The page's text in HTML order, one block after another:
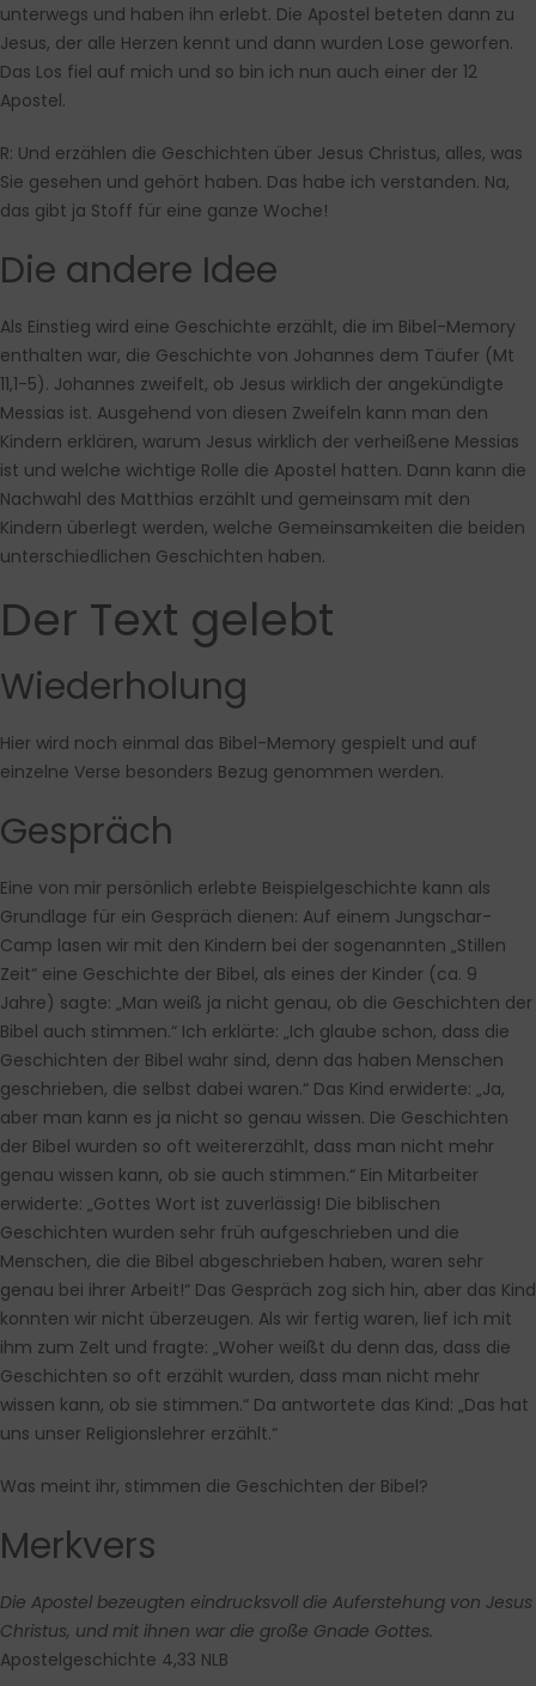
unterwegs und haben ihn erlebt. Die Apostel beteten dann zu
Jesus, der alle Herzen kennt und dann wurden Lose geworfen.
Das Los fiel auf mich und so bin ich nun auch einer der 12
Apostel.
R: Und erzählen die Geschichten über Jesus Christus, alles, was
Sie gesehen und gehört haben. Das habe ich verstanden. Na,
das gibt ja Stoff für eine ganze Woche!
Die andere Idee
Als Einstieg wird eine Geschichte erzählt, die im Bibel-Memory
enthalten war, die Geschichte von Johannes dem Täufer (Mt
11,1-5). Johannes zweifelt, ob Jesus wirklich der angekündigte
Messias ist. Ausgehend von diesen Zweifeln kann man den
Kindern erklären, warum Jesus wirklich der verheißene Messias
ist und welche wichtige Rolle die Apostel hatten. Dann kann die
Nachwahl des Matthias erzählt und gemeinsam mit den
Kindern überlegt werden, welche Gemeinsamkeiten die beiden
unterschiedlichen Geschichten haben.
Der Text gelebt
Wiederholung
Hier wird noch einmal das Bibel-Memory gespielt und auf
einzelne Verse besonders Bezug genommen werden.
Gespräch
Eine von mir persönlich erlebte Beispielgeschichte kann als
Grundlage für ein Gespräch dienen: Auf einem Jungschar-
Camp lasen wir mit den Kindern bei der sogenannten „Stillen
Zeit“ eine Geschichte der Bibel, als eines der Kinder (ca. 9
Jahre) sagte: „Man weiß ja nicht genau, ob die Geschichten der
Bibel auch stimmen.“ Ich erklärte: „Ich glaube schon, dass die
Geschichten der Bibel wahr sind, denn das haben Menschen
geschrieben, die selbst dabei waren.“ Das Kind erwiderte: „Ja,
aber man kann es ja nicht so genau wissen. Die Geschichten
der Bibel wurden so oft weitererzählt, dass man nicht mehr
genau wissen kann, ob sie auch stimmen.“ Ein Mitarbeiter
erwiderte: „Gottes Wort ist zuverlässig! Die biblischen
Geschichten wurden sehr früh aufgeschrieben und die
Menschen, die die Bibel abgeschrieben haben, waren sehr
genau bei ihrer Arbeit!“ Das Gespräch zog sich hin, aber das Kind
konnten wir nicht überzeugen. Als wir fertig waren, lief ich mit
ihm zum Zelt und fragte: „Woher weißt du denn das, dass die
Geschichten so oft erzählt wurden, dass man nicht mehr
wissen kann, ob sie stimmen.“ Da antwortete das Kind: „Das hat
uns unser Religionslehrer erzählt.“
Was meint ihr, stimmen die Geschichten der Bibel?
Merkvers
Die Apostel bezeugten eindrucksvoll die Auferstehung von Jesus
Christus, und mit ihnen war die große Gnade Gottes.
Apostelgeschichte 4,33 NLB